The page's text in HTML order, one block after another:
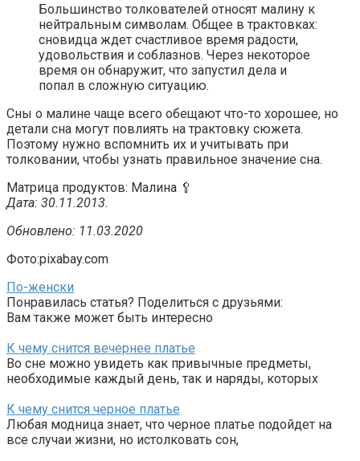
Большинство толкователей относят малину к
нейтральным символам. Общее в трактовках:
сновидца ждет счастливое время радости,
удовольствия и соблазнов. Через некоторое
время он обнаружит, что запустил дела и
попал в сложную ситуацию.
Сны о малине чаще всего обещают что-то хорошее, но
детали сна могут повлиять на трактовку сюжета.
Поэтому нужно вспомнить их и учитывать при
толковании, чтобы узнать правильное значение сна.
Матрица продуктов: Малина 🥄
Дата: 30.11.2013.
Обновлено: 11.03.2020
Фото:pixabay.com
По-женски
Понравилась статья? Поделиться с друзьями:
Вам также может быть интересно
К чему снится вечернее платье
Во сне можно увидеть как привычные предметы,
необходимые каждый день, так и наряды, которых
К чему снится черное платье
Любая модница знает, что черное платье подойдет на
все случаи жизни, но истолковать сон,